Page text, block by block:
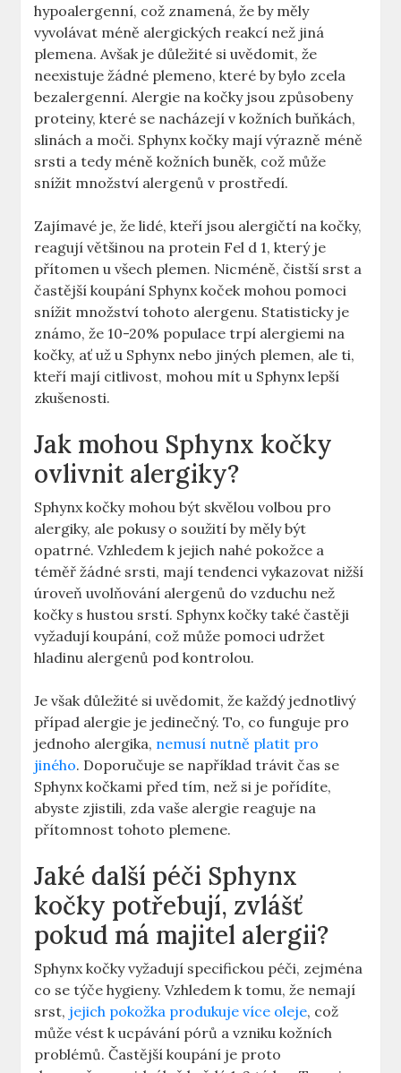
hypoalergenní, což znamená, že by měly
vyvolávat méně alergických reakcí než jiná
plemena. Avšak je důležité si uvědomit, že
neexistuje žádné plemeno, které by bylo zcela
bezalergenní. Alergie na kočky jsou způsobeny
proteiny, které se nacházejí v kožních buňkách,
slinách a moči. Sphynx kočky mají výrazně méně
srsti a tedy méně kožních buněk, což může
snížit množství alergenů v prostředí.
Zajímavé je, že lidé, kteří jsou alergičtí na kočky,
reagují většinou na protein Fel d 1, který je
přítomen u všech plemen. Nicméně, čistší srst a
častější koupání Sphynx koček mohou pomoci
snížit množství tohoto alergenu. Statisticky je
známo, že 10-20% populace trpí alergiemi na
kočky, ať už u Sphynx nebo jiných plemen, ale ti,
kteří mají citlivost, mohou mít u Sphynx lepší
zkušenosti.
Jak mohou Sphynx kočky
ovlivnit alergiky?
Sphynx kočky mohou být skvělou volbou pro
alergiky, ale pokusy o soužití by měly být
opatrné. Vzhledem k jejich nahé pokožce a
téměř žádné srsti, mají tendenci vykazovat nižší
úroveň uvolňování alergenů do vzduchu než
kočky s hustou srstí. Sphynx kočky také častěji
vyžadují koupání, což může pomoci udržet
hladinu alergenů pod kontrolou.
Je však důležité si uvědomit, že každý jednotlivý
případ alergie je jedinečný. To, co funguje pro
jednoho alergika, nemusí nutně platit pro
jiného. Doporučuje se například trávit čas se
Sphynx kočkami před tím, než si je pořídíte,
abyste zjistili, zda vaše alergie reaguje na
přítomnost tohoto plemene.
Jaké další péči Sphynx
kočky potřebují, zvlášť
pokud má majitel alergii?
Sphynx kočky vyžadují specifickou péči, zejména
co se týče hygieny. Vzhledem k tomu, že nemají
srst, jejich pokožka produkuje více oleje, což
může vést k ucpávání pórů a vzniku kožních
problémů. Častější koupání je proto